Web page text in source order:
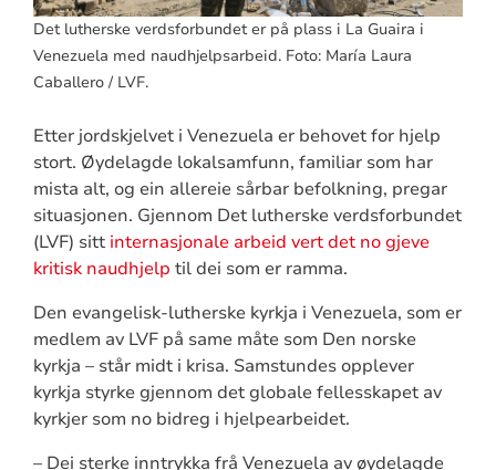
Det lutherske verdsforbundet er på plass i La Guaira i
Venezuela med naudhjelpsarbeid. Foto: María Laura
Caballero / LVF.
Etter jordskjelvet i Venezuela er behovet for hjelp
stort. Øydelagde lokalsamfunn, familiar som har
mista alt, og ein allereie sårbar befolkning, pregar
situasjonen. Gjennom Det lutherske verdsforbundet
(LVF) sitt internasjonale arbeid vert det no gjeve
kritisk naudhjelp til dei som er ramma.
Den evangelisk-lutherske kyrkja i Venezuela, som er
medlem av LVF på same måte som Den norske
kyrkja – står midt i krisa. Samstundes opplever
kyrkja styrke gjennom det globale fellesskapet av
kyrkjer som no bidreg i hjelpearbeidet.
– Dei sterke inntrykka frå Venezuela av øydelagde